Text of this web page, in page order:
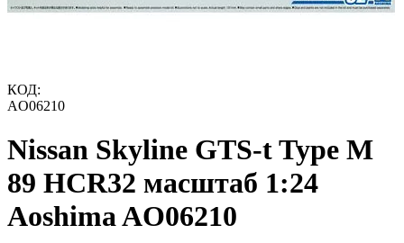
КОД:
AO06210
Nissan Skyline GTS-t Type M
89 HCR32 масштаб 1:24
Aoshima AO06210